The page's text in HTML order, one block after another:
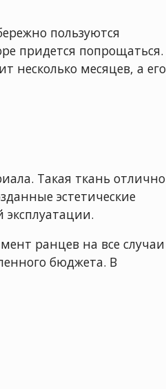
пользуются
придется попрощаться.
несколько месяцев, а его
Такая ткань отлично
эстетические
эксплуатации.
ранцев на все случаи
бюджета. В